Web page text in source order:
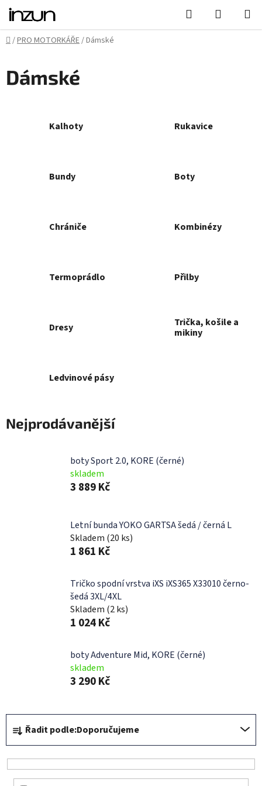
Přejít
obsah
Hledat
KOŠÍK
Domů
/PRO MOTORKÁŘE/Dámské
Dámské
Kalhoty Rukavice
Bundy Boty
Chrániče Kombinézy
Termoprádlo Přilby
Dresy
Trička, košile a
mikiny
Ledvinové pásy
Nejprodávanější
boty Sport 2.0, KORE (černé)
skladem
3 889 Kč
Letní bunda YOKO GARTSA šedá / černá L
Skladem (20 ks)
1 861 Kč
Tričko spodní vrstva iXS iXS365 X33010 černo-
šedá 3XL/4XL
Skladem (2 ks)
1 024 Kč
boty Adventure Mid, KORE (černé)
skladem
3 290 Kč
Ř
a
z
e
Řadit podle:Doporučujeme